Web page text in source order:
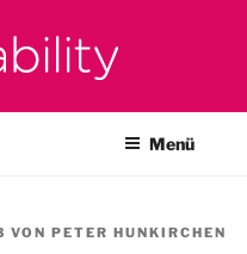
USABILITY
Menü
VON PETER HUNKIRCHEN